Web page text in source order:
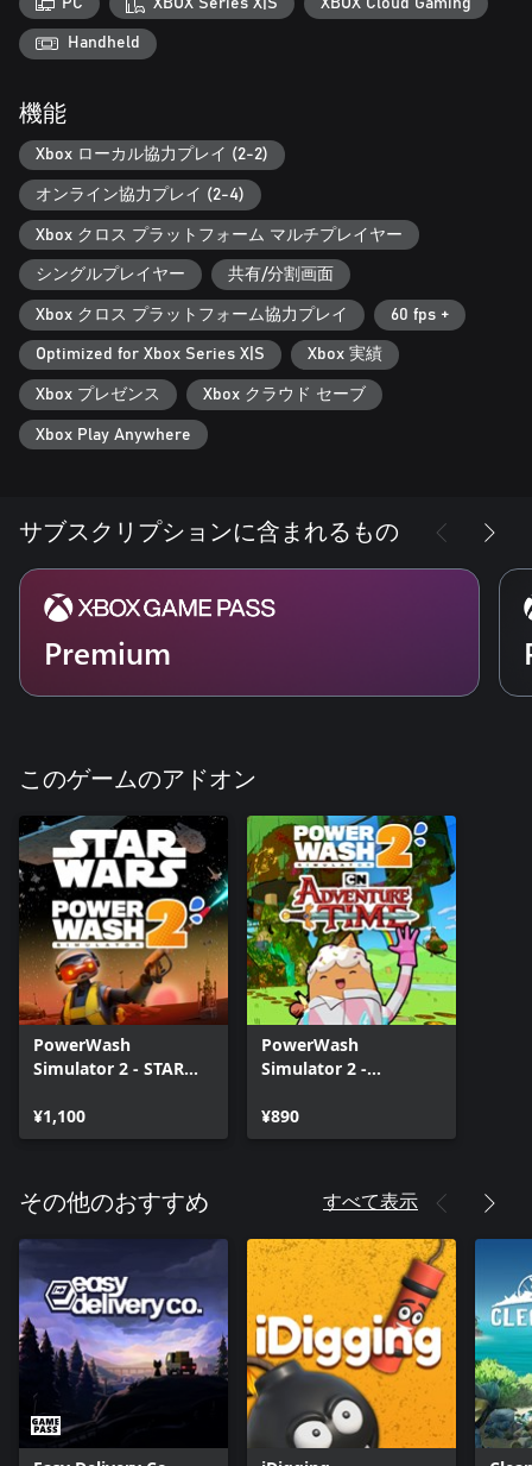
思いのままです。
我が家が一番
一日の掃除を終えたら、ホームベースでのんびり一息つきまし
ょう。掃除の合間に家具や小物を集めて、自分だけの空間にカ
スタマイズできます。お気に入りのホームになったら、友達を
招待して見せびらかしちゃいましょう。
もちろん、かわいいペットたちを車に置き去りにするなんてこ
と出来る筈ありませんよね？可愛いネコたちは、仕事の休憩時
間に、なでなでしたり、わしゃわしゃしたりして最高の癒しの
時間を楽しみましょう。
極上の洗浄体験
高圧洗浄機で洗浄するたびに、今の頭の中にある悩みがスーッ
と泡と一緒に消えていくのを感じでください。PowerWash
Simulator 2では、パワーアップした石鹸がしつこい汚れにも泡
がしっかり密着し、汚れを根こそぎ落としてくれるので、掃除
の爽快感がさらにアップしています。
まさに 爽快感2倍！オンラインにて今回初めてキャンペーンの
進行を共有できるようになりました。さらに、分割スクリーン
の協力プレイにも対応。これで洗浄パワー２倍以上！頑固な汚
れもすっきり落として綺麗スッキリ。
Handheld
機能
Xbox ローカル協力プレイ (2-2)
オンライン協力プレイ (2-4)
Xbox クロス プラットフォーム マルチプレイヤー
シングルプレイヤー 共有/分割画面
Xbox クロス プラットフォーム協力プレイ 60 fps +
Optimized for Xbox Series X|S Xbox 実績
Xbox プレゼンス Xbox クラウド セーブ
Xbox Play Anywhere
サブスクリプションに含まれるもの
Premium
このゲームのアドオン
PowerWash
Simulator 2 - STAR
¥1,100
PowerWash
Simulator 2 -
¥890
その他のおすすめ すべて表示